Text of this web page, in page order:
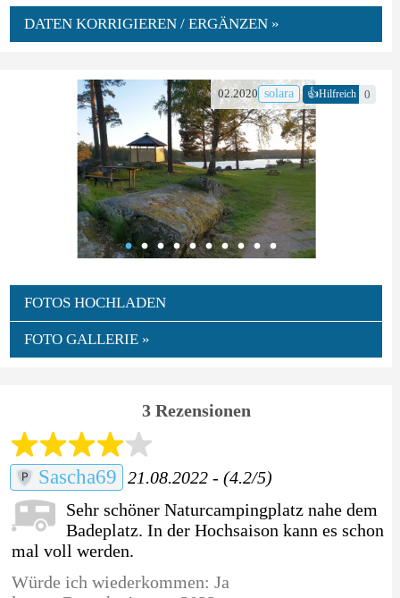
DATEN KORRIGIEREN / ERGÄNZEN »
02.2020 solara 👍Hilfreich 0
FOTOS HOCHLADEN
FOTO GALLERIE »
3 Rezensionen
Sascha69 21.08.2022 - (4.2/5)
Sehr schöner Naturcampingplatz nahe dem
Badeplatz. In der Hochsaison kann es schon
mal voll werden.
Würde ich wiederkommen: Ja